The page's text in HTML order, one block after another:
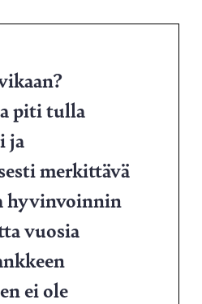
piti tulla
ja
merkittävä
hyvinvoinnin
vuosia
ei ole